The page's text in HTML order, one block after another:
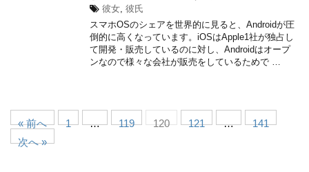
彼女 彼氏
スマホOSのシェアを世界的に見ると、Androidが圧
倒的に高くなっています。iOSはApple1社が独占し
て開発・販売しているのに対し、Androidはオープ
ンなので様々な会社が販売をしているためで …
« 前へ 1 … 119 120 121 …
141
次へ »